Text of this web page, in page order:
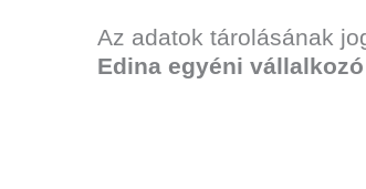
Az adatok tárolásának
Edina egyéni vállalkozó